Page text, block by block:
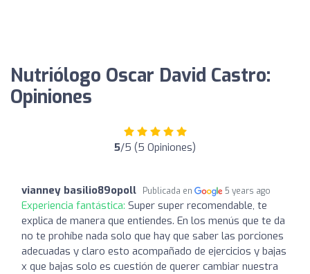
Nutriólogo Oscar David Castro:
Opiniones
5/5 (5 Opiniones)
vianney basilio89opoll Publicada en 5 years ago
Experiencia fantástica: Super super recomendable, te
explica de manera que entiendes. En los menús que te da
no te prohíbe nada solo que hay que saber las porciones
adecuadas y claro esto acompañado de ejercicios y bajas
x que bajas solo es cuestión de querer cambiar nuestra